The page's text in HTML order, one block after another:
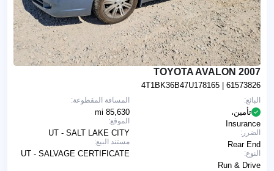
2007 TOYOTA AVALON
4T1BK36B47U178165 | 61573826
المسافة المقطوعة:
85,630 mi
الموقع:
UT - SALT LAKE CITY
مستند البيع:
UT - SALVAGE CERTIFICATE
البائع:
تأمين،
Insurance
الضرر:
Rear End
النوع:
Run & Drive